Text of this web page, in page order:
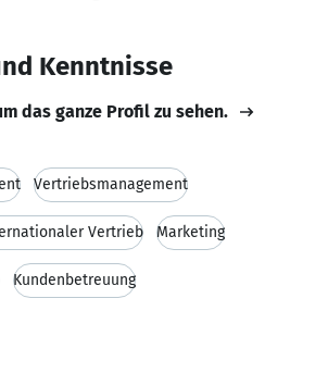
Kenntnisse
das ganze Profil zu sehen.
Vertriebsmanagement
Vertrieb Marketing
Kundenbetreuung